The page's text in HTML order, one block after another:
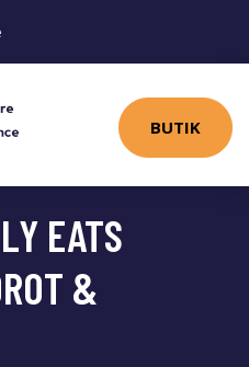
BUTIK
EATS
&